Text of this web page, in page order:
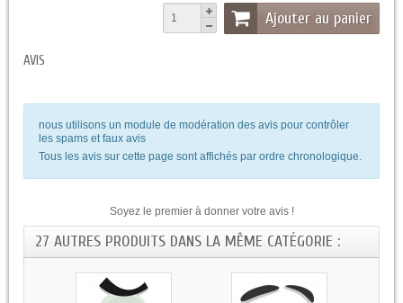
Ajouter au panier
AVIS
nous utilisons un module de modération des avis pour contrôler
les spams et faux avis
Tous les avis sur cette page sont affichés par ordre chronologique.
Soyez le premier à donner votre avis !
27 AUTRES PRODUITS DANS LA MÊME CATÉGORIE :